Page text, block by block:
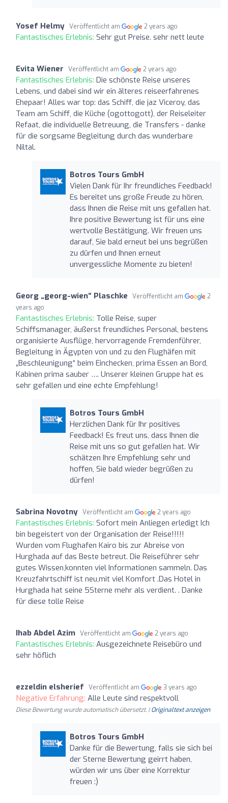
Yosef Helmy Veröffentlicht am 2 years ago
Fantastisches Erlebnis: Sehr gut Preise. sehr nett leute
Evita Wiener Veröffentlicht am 2 years ago
Fantastisches Erlebnis: Die schönste Reise unseres
Lebens, und dabei sind wir ein älteres reiseerfahrenes
Ehepaar! Alles war top: das Schiff, die jaz Viceroy, das
Team am Schiff, die Küche (ogottogott), der Reiseleiter
Refaat, die individuelle Betreuung, die Transfers - danke
für die sorgsame Begleitung durch das wunderbare
Niltal.
Botros Tours GmbH
Vielen Dank für Ihr freundliches Feedback!
Es bereitet uns große Freude zu hören,
dass Ihnen die Reise mit uns gefallen hat.
Ihre positive Bewertung ist für uns eine
wertvolle Bestätigung. Wir freuen uns
darauf, Sie bald erneut bei uns begrüßen
zu dürfen und Ihnen erneut
unvergessliche Momente zu bieten!
Georg „georg-wien“ Plaschke Veröffentlicht am
2
years ago
Fantastisches Erlebnis: Tolle Reise, super
Schiffsmanager, äußerst freundliches Personal, bestens
organisierte Ausflüge, hervorragende Fremdenführer,
Begleitung in Ägypten von und zu den Flughäfen mit
„Beschleunigung“ beim Einchecken, prima Essen an Bord,
Kabinen prima sauber …. Unserer kleinen Gruppe hat es
sehr gefallen und eine echte Empfehlung!
Botros Tours GmbH
Herzlichen Dank für Ihr positives
Feedback! Es freut uns, dass Ihnen die
Reise mit uns so gut gefallen hat. Wir
schätzen Ihre Empfehlung sehr und
hoffen, Sie bald wieder begrüßen zu
dürfen!
Sabrina Novotny Veröffentlicht am 2 years ago
Fantastisches Erlebnis: Sofort mein Anliegen erledigt Ich
bin begeistert von der Organisation der Reise!!!!!
Wurden vom Flughafen Kairo bis zur Abreise von
Hurghada auf das Beste betreut. Die Reiseführer sehr
gutes Wissen,konnten viel Informationen sammeln. Das
Kreuzfahrtschiff ist neu,mit viel Komfort .Das Hotel in
Hurghada hat seine 5Sterne mehr als verdient. . Danke
für diese tolle Reise
Ihab Abdel Azim Veröffentlicht am 2 years ago
Fantastisches Erlebnis: Ausgezeichnete Reisebüro und
sehr höflich
ezzeldin elsherief Veröffentlicht am 3 years ago
Negative Erfahrung: Alle Leute sind respektvoll
Diese Bewertung wurde automatisch übersetzt. |Originaltext anzeigen
Botros Tours GmbH
Danke für die Bewertung, falls sie sich bei
der Sterne Bewertung geirrt haben,
würden wir uns über eine Korrektur
freuen :)